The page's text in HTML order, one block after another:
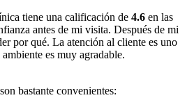
tiene una calificación de 4.6 en las
antes de mi visita. Después de mi
por qué. La atención al cliente es uno
es muy agradable.
bastante convenientes: